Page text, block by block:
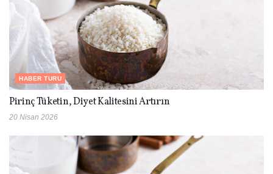
HABER TURU
Pirinç Tüketin, Diyet Kalitesini Artırın
20 Nisan 2026